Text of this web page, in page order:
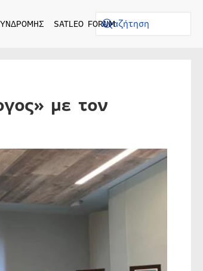
SATLEO FORUM
με τον